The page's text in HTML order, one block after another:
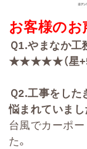
お客様のお
Ｑ1.やまなか工
★★★★★（星+
Ｑ2.工事をした
悩まれていまし
台風でカーポ
た。